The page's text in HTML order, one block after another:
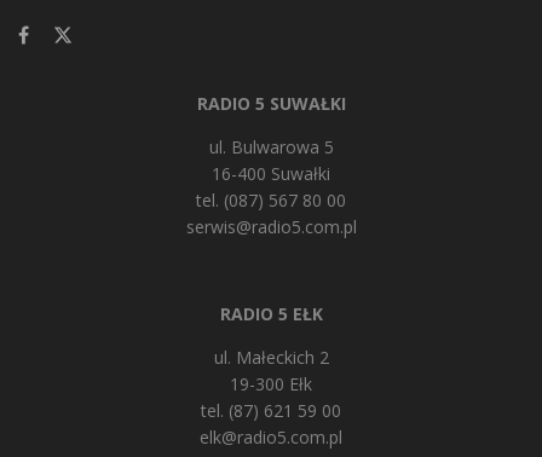
RADIO 5 SUWAŁKI
ul. Bulwarowa 5
16-400 Suwałki
tel. (087) 567 80 00
serwis@radio5.com.pl
RADIO 5 EŁK
ul. Małeckich 2
19-300 Ełk
tel. (87) 621 59 00
elk@radio5.com.pl